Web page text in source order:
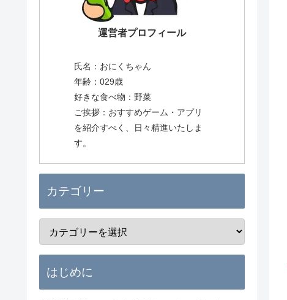
運営者プロフィール
氏名：おにくちゃん
年齢：029歳
好きな食べ物：野菜
ご挨拶：おすすめゲーム・アプリ
を紹介すべく、日々精進いたしま
す。
カテゴリー
はじめに